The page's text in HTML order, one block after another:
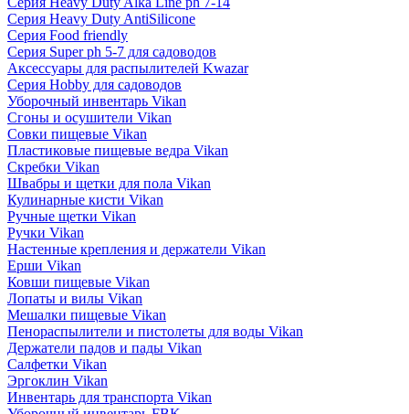
Серия Heavy Duty AntiSilicone
Серия Food friendly
Серия Super ph 5-7 для садоводов
Аксессуары для распылителей Kwazar
Серия Hobby для садоводов
Уборочный инвентарь Vikan
Сгоны и осушители Vikan
Совки пищевые Vikan
Пластиковые пищевые ведра Vikan
Скребки Vikan
Швабры и щетки для пола Vikan
Кулинарные кисти Vikan
Ручные щетки Vikan
Ручки Vikan
Настенные крепления и держатели Vikan
Ерши Vikan
Ковши пищевые Vikan
Лопаты и вилы Vikan
Мешалки пищевые Vikan
Пенораспылители и пистолеты для воды Vikan
Держатели падов и пады Vikan
Салфетки Vikan
Эргоклин Vikan
Инвентарь для транспорта Vikan